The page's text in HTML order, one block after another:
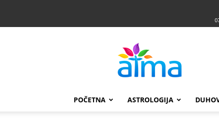
POČETNA ASTROLOGIJA